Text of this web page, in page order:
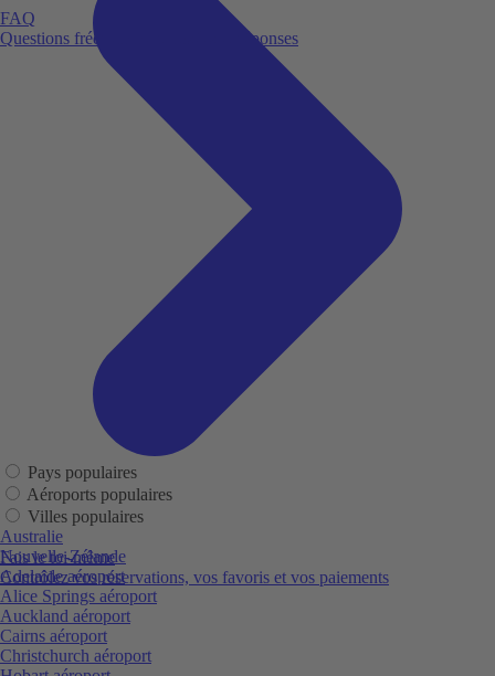
FAQ
Questions fréquemment posées et réponses
Fais le toi-même
Contrôlez vos réservations, vos favoris et vos paiements
Pays populaires
Aéroports populaires
Villes populaires
Australie
Nouvelle-Zélande
Adelaide aéroport
Alice Springs aéroport
Auckland aéroport
Cairns aéroport
Christchurch aéroport